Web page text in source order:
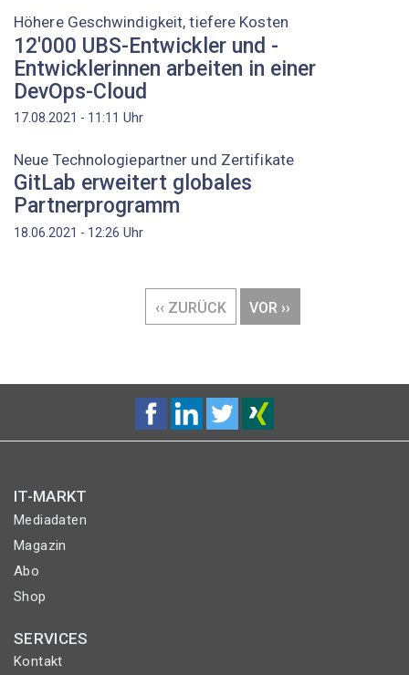
Höhere Geschwindigkeit, tiefere Kosten
12'000 UBS-Entwickler und -
Entwicklerinnen arbeiten in einer
DevOps-Cloud
17.08.2021 - 11:11 Uhr
Neue Technologiepartner und Zertifikate
GitLab erweitert globales
Partnerprogramm
18.06.2021 - 12:26 Uhr
VORHERIGE
SEITE
‹‹ ZURÜCK
NÄCHSTE
SEITE
VOR ››
IT-MARKT
Mediadaten
Magazin
Abo
Shop
SERVICES
Kontakt